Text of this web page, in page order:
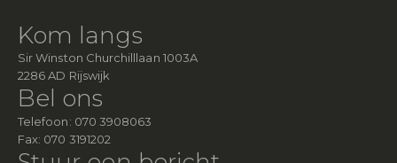
Kom langs
Sir Winston Churchilllaan 1003A
2286 AD Rijswijk
Bel ons
Telefoon: 070 3908063
Fax: 070 3191202